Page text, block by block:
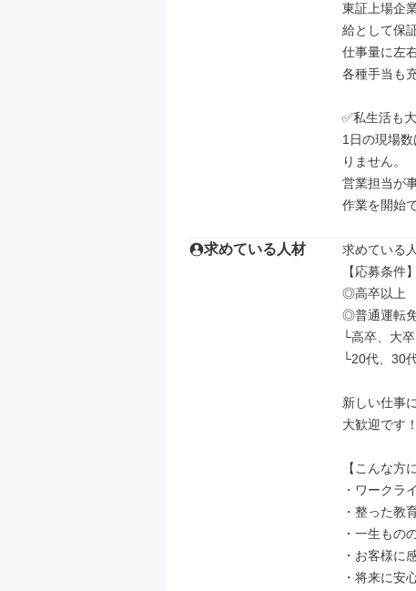
東証上場企
給として保
仕事量に左
各種手当も充
✅私生活も
1日の現場
りません。
営業担当が
作業を開始
求めている人材
求めている
【応募条件】
◎高卒以上
◎普通運転
└高卒、大
└20代、30
新しい仕事
大歓迎です！
【こんな方
・ワークラ
・整った教
・一生もの
・お客様に
・将来に安